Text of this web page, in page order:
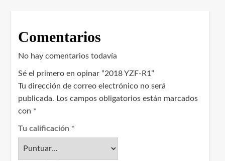
Comentarios
No hay comentarios todavía
Sé el primero en opinar “2018 YZF-R1”
Tu dirección de correo electrónico no será
publicada. Los campos obligatorios están marcados
con *
Tu calificación *